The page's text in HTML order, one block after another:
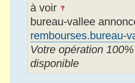
à voir
bureau-vallee
rembourses.bureau-
Votre opération
disponible